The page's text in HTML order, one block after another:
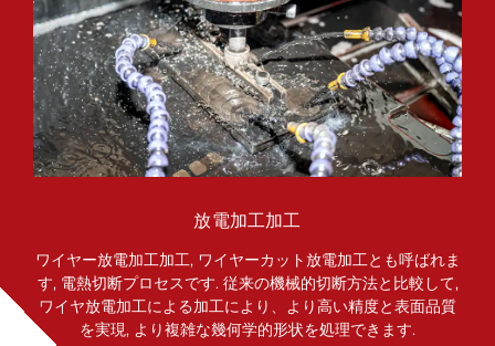
放電加工加工
ワイヤー放電加工加工, ワイヤーカット放電加工とも呼ばれま
す, 電熱切断プロセスです. 従来の機械的切断方法と比較して,
ワイヤ放電加工による加工により、より高い精度と表面品質
を実現, より複雑な幾何学的形状を処理できます.